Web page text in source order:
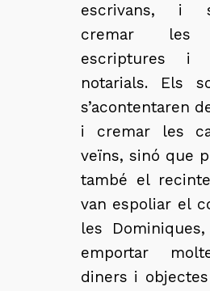
escrivans, i
cremar les
escriptures i
notarials. Els
s’acontentaren
i cremar les
veïns, sinó que
també el
van espoliar el
les
emportar
diners i